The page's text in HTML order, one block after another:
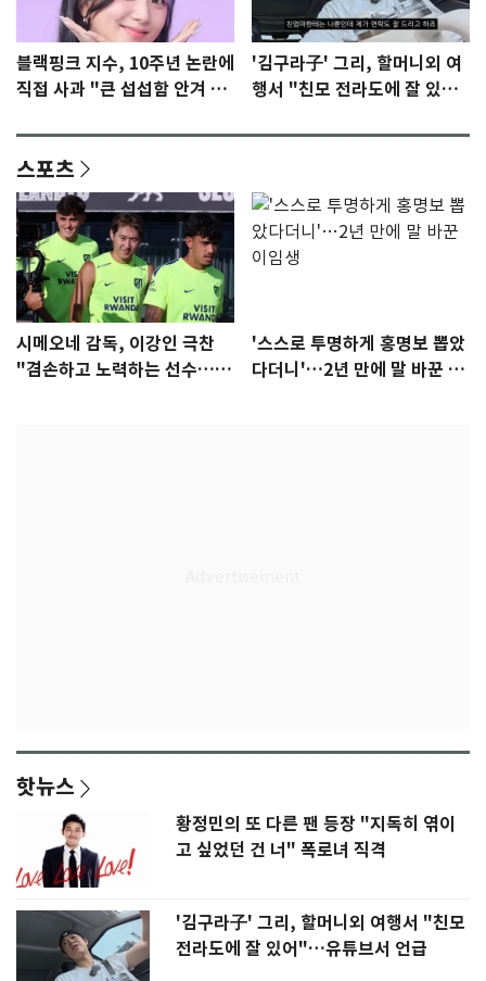
블랙핑크 지수, 10주년 논란에
직접 사과 "큰 섭섭함 안겨 미
'김구라子' 그리, 할머니외 여
행서 "친모 전라도에 잘 있
스포츠
시메오네 감독, 이강인 극찬
"겸손하고 노력하는 선수…좋
'스스로 투명하게 홍명보 뽑았
다더니'…2년 만에 말 바꾼 이
핫뉴스
황정민의 또 다른 팬 등장 "지독히 엮이
고 싶었던 건 너" 폭로녀 직격
'김구라子' 그리, 할머니외 여행서 "친모
전라도에 잘 있어"…유튜브서 언급